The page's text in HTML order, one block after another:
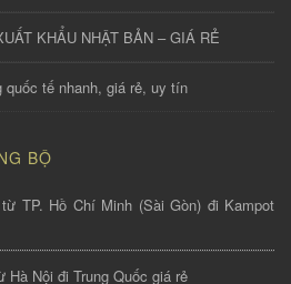
KHẨU NHẬT BẢN – GIÁ RẺ
quốc tế nhanh, giá rẻ, uy tín
BỘ
TP. Hồ Chí Minh (Sài Gòn) đi Kampot
Nội đi Trung Quốc giá rẻ